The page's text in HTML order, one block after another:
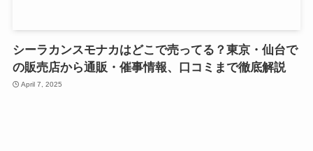
シーラカンスモナカはどこで売ってる？東京・仙台で
の販売店から通販・催事情報、口コミまで徹底解説
April 7, 2025